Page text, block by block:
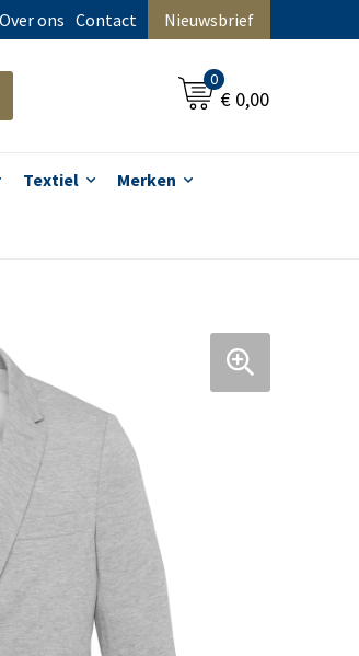
Over ons Contact Nieuwsbrief
0
€ 0,00
Textiel Merken